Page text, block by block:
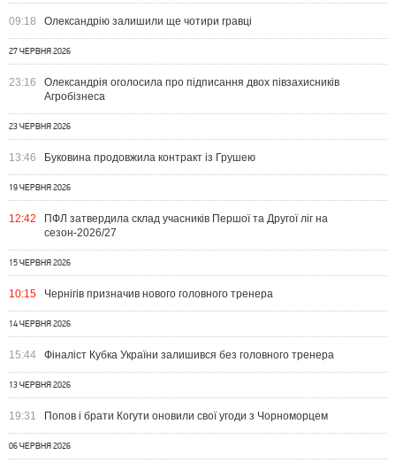
09:18 Олександрію залишили ще чотири гравці
27 ЧЕРВНЯ 2026
23:16
Олександрія оголосила про підписання двох півзахисників
Агробізнеса
23 ЧЕРВНЯ 2026
13:46 Буковина продовжила контракт із Грушею
19 ЧЕРВНЯ 2026
12:42
ПФЛ затвердила склад учасників Першої та Другої ліг на
сезон-2026/27
15 ЧЕРВНЯ 2026
10:15 Чернігів призначив нового головного тренера
14 ЧЕРВНЯ 2026
15:44 Фіналіст Кубка України залишився без головного тренера
13 ЧЕРВНЯ 2026
19:31 Попов і брати Когути оновили свої угоди з Чорноморцем
06 ЧЕРВНЯ 2026